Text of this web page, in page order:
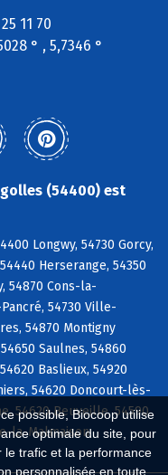
possible, Biocoop utilise
optimale du site, pour
le trafic et la performance
personnalisée en toute
11 70
° , 5,7346 °
(54400) est
Longwy, 54730 Gorcy,
Herserange, 54350
54870 Cons-la-
54730 Ville-
54870 Montigny
Saulnes, 54860
Baslieux, 54920
54620 Doncourt-lès-
54620 Beuveille, 54590
la-Malmaison